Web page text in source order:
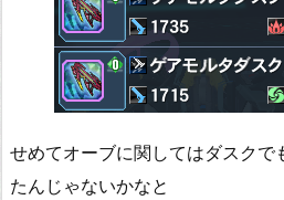
せめてオーブに関してはダスクで
たんじゃないかなと